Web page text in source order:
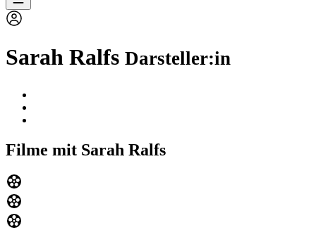
Sarah Ralfs Darsteller:in
Filme mit Sarah Ralfs